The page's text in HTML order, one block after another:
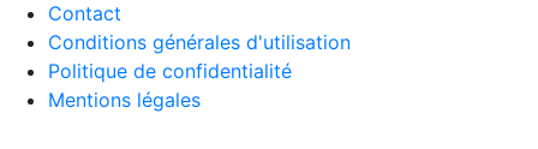
Contact
Conditions générales d'utilisation
Politique de confidentialité
Mentions légales